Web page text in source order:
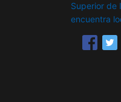
Superior de
encuentra